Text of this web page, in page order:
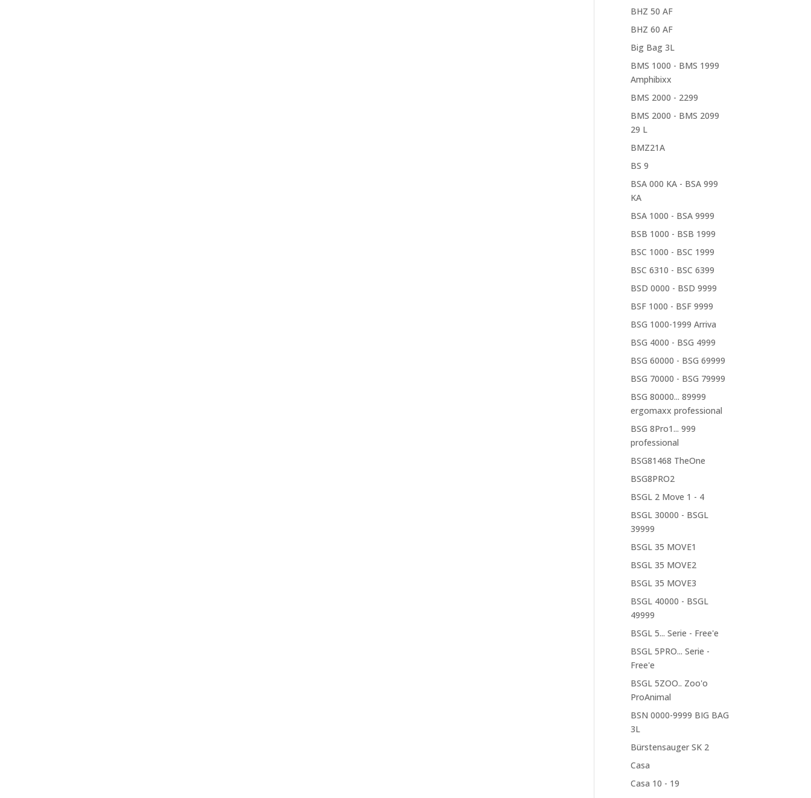
BHZ 50 AF
BHZ 60 AF
Big Bag 3L
BMS 1000 - BMS 1999
Amphibixx
BMS 2000 - 2299
BMS 2000 - BMS 2099
29 L
BMZ21A
BS 9
BSA 000 KA - BSA 999
KA
BSA 1000 - BSA 9999
BSB 1000 - BSB 1999
BSC 1000 - BSC 1999
BSC 6310 - BSC 6399
BSD 0000 - BSD 9999
BSF 1000 - BSF 9999
BSG 1000-1999 Arriva
BSG 4000 - BSG 4999
BSG 60000 - BSG 69999
BSG 70000 - BSG 79999
BSG 80000... 89999
ergomaxx professional
BSG 8Pro1... 999
professional
BSG81468 TheOne
BSG8PRO2
BSGL 2 Move 1 - 4
BSGL 30000 - BSGL
39999
BSGL 35 MOVE1
BSGL 35 MOVE2
BSGL 35 MOVE3
BSGL 40000 - BSGL
49999
BSGL 5... Serie - Free'e
BSGL 5PRO... Serie -
Free'e
BSGL 5ZOO.. Zoo'o
ProAnimal
BSN 0000-9999 BIG BAG
3L
Bürstensauger SK 2
Casa
Casa 10 - 19